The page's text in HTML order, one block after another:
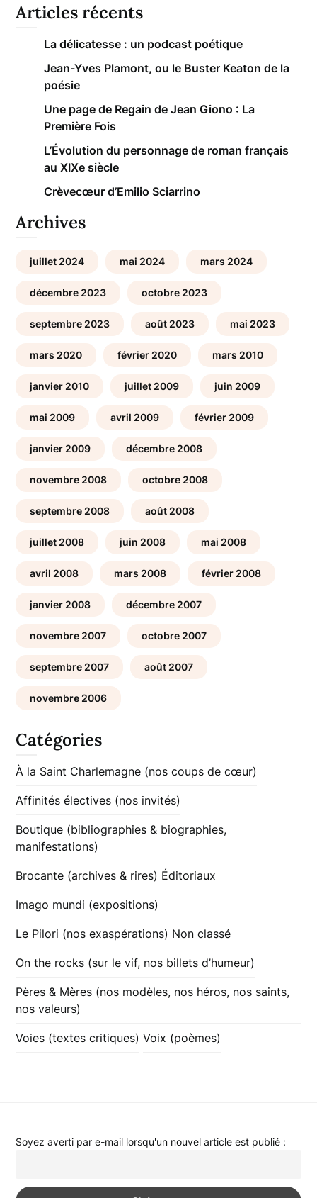
Articles récents
La délicatesse : un podcast poétique
Jean-Yves Plamont, ou le Buster Keaton de la
poésie
Une page de Regain de Jean Giono : La
Première Fois
L’Évolution du personnage de roman français
au XIXe siècle
Crèvecœur d’Emilio Sciarrino
Archives
juillet 2024 mai 2024 mars 2024
décembre 2023 octobre 2023
septembre 2023 août 2023 mai 2023
mars 2020 février 2020 mars 2010
janvier 2010 juillet 2009 juin 2009
mai 2009 avril 2009 février 2009
janvier 2009 décembre 2008
novembre 2008 octobre 2008
septembre 2008 août 2008
juillet 2008 juin 2008 mai 2008
avril 2008 mars 2008 février 2008
janvier 2008 décembre 2007
novembre 2007 octobre 2007
septembre 2007 août 2007
novembre 2006
Catégories
À la Saint Charlemagne (nos coups de cœur)
Affinités électives (nos invités)
Boutique (bibliographies & biographies,
manifestations)
Brocante (archives & rires) Éditoriaux
Imago mundi (expositions)
Le Pilori (nos exaspérations) Non classé
On the rocks (sur le vif, nos billets d’humeur)
Pères & Mères (nos modèles, nos héros, nos saints,
nos valeurs)
Voies (textes critiques) Voix (poèmes)
Soyez averti par e-mail lorsqu'un nouvel article est publié :